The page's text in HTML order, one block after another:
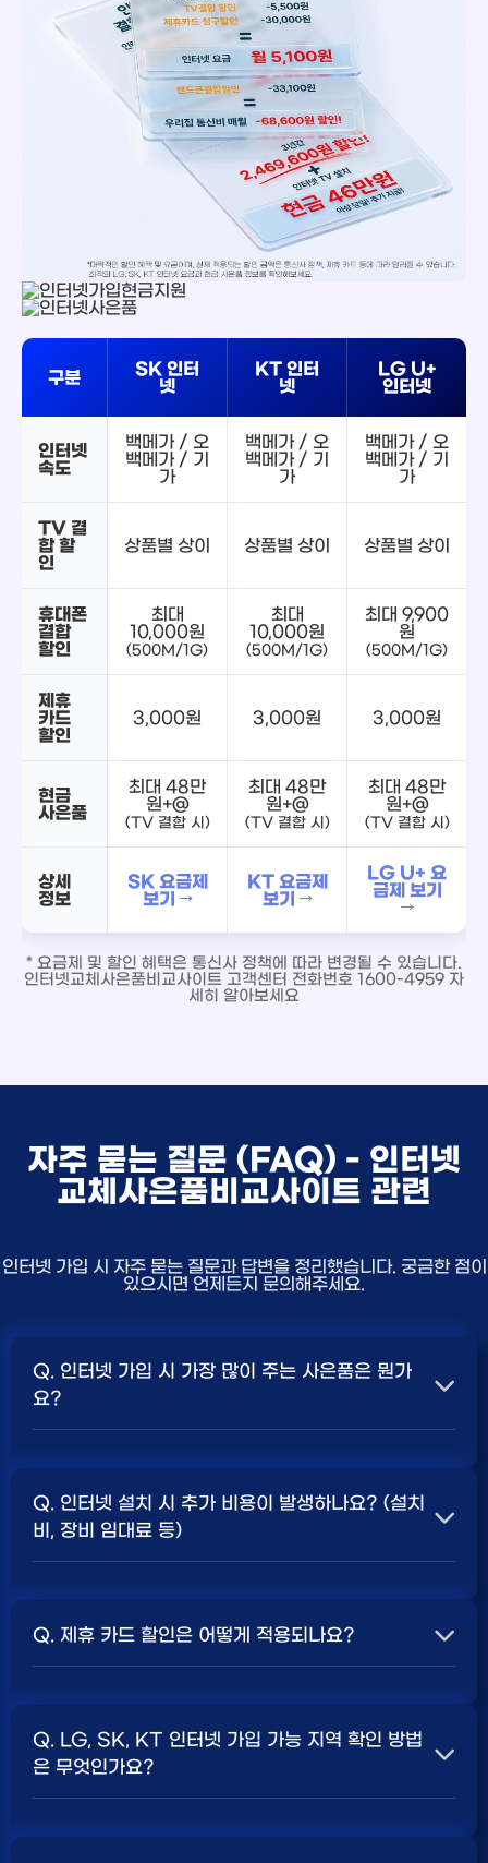
구분
SK 인터
넷
KT 인터
넷
LG U+
인터넷
인터넷
속도
백메가 / 오
백메가 / 기
가
백메가 / 오
백메가 / 기
가
백메가 / 오
백메가 / 기
가
TV 결
합 할
인
상품별 상이 상품별 상이 상품별 상이
휴대폰
결합
할인
최대
10,000원
(500M/1G)
최대
10,000원
(500M/1G)
최대 9,900
원
(500M/1G)
제휴
카드
할인
3,000원 3,000원 3,000원
현금
사은품
최대 48만
원+@
(TV 결합 시)
최대 48만
원+@
(TV 결합 시)
최대 48만
원+@
(TV 결합 시)
상세
정보
SK 요금제
보기 →
KT 요금제
보기 →
LG U+ 요
금제 보기
→
* 요금제 및 할인 혜택은 통신사 정책에 따라 변경될 수 있습니다.
인터넷교체사은품비교사이트 고객센터 전화번호 1600-4959 자
세히 알아보세요
자주 묻는 질문 (FAQ) - 인터넷
교체사은품비교사이트 관련
인터넷 가입 시 자주 묻는 질문과 답변을 정리했습니다. 궁금한 점이
있으시면 언제든지 문의해주세요.
Q. 인터넷 가입 시 가장 많이 주는 사은품은 뭔가
요?
보통 500Mbps 또는 1Gbps 인터넷을 TV와 결합하여
가입할 때현금 사은품
세요.
Q. 인터넷 설치 시 추가 비용이 발생하나요? (설치
비, 장비 임대료 등)
청구되는 경우가 많습니다. 다만, 인터넷 상품 및 프로모션
책 확인 필수.
Q. 제휴 카드 할인은 어떻게 적용되나요?
에서 일정 금액이 할인됩니다. 할인 금액과 조건은 카드사
및 통신사 정책에 따라 다릅니다. 합리적인
Q. LG, SK, KT 인터넷 가입 가능 지역 확인 방법
은 무엇인가요?